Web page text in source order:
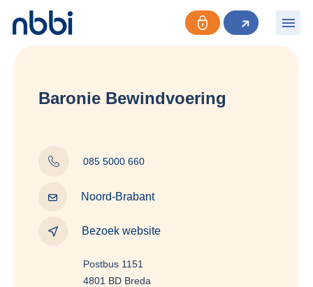
Baronie Bewindvoering
085 5000 660
Noord-Brabant
Bezoek website
Postbus 1151
4801 BD Breda